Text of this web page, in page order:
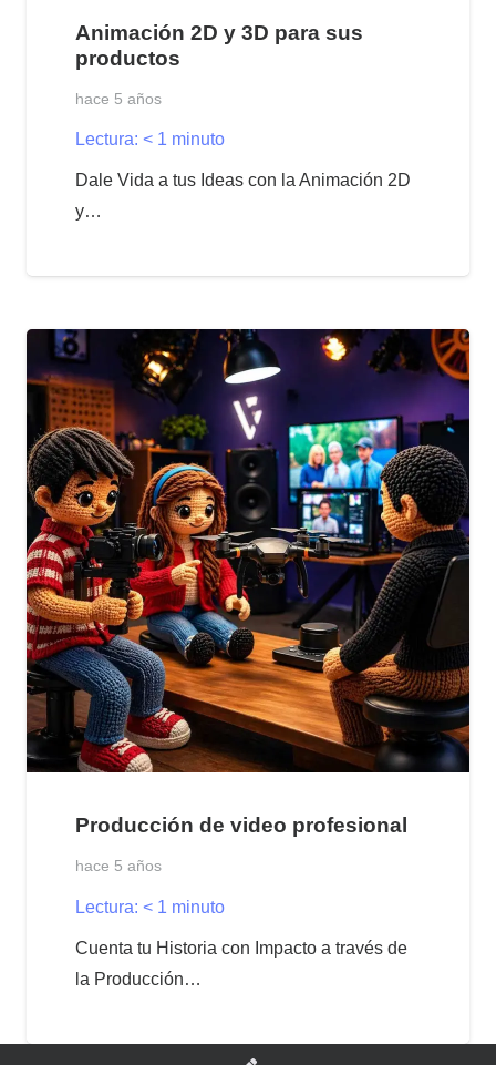
Animación 2D y 3D para sus
productos
hace 5 años
Lectura: < 1 minuto
Dale Vida a tus Ideas con la Animación 2D
y…
Producción de video profesional
hace 5 años
Lectura: < 1 minuto
Cuenta tu Historia con Impacto a través de
la Producción…